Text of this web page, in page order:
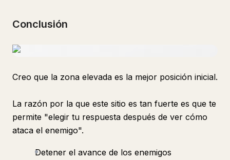
Conclusión
Creo que la zona elevada es la mejor posición inicial.
La razón por la que este sitio es tan fuerte es que te
permite "elegir tu respuesta después de ver cómo
ataca el enemigo".
Detener el avance de los enemigos